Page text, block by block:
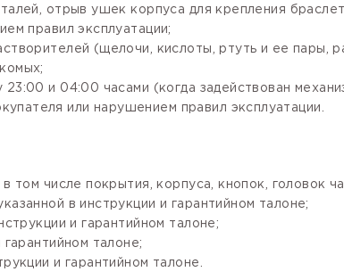
отрыв ушек корпуса для крепления
правил эксплуатации;
(щелочи, кислоты, ртуть и ее пары,
и 04:00 часами (когда задействован
или нарушением правил эксплуатации.
том числе покрытия, корпуса, кнопок, головок
в инструкции и гарантийном талоне;
и гарантийном талоне;
талоне;
и гарантийном талоне.